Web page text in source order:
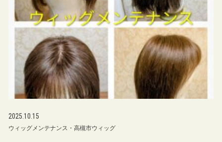
2025.10.15
ウィッグメンテナンス・高槻市ウィッグ